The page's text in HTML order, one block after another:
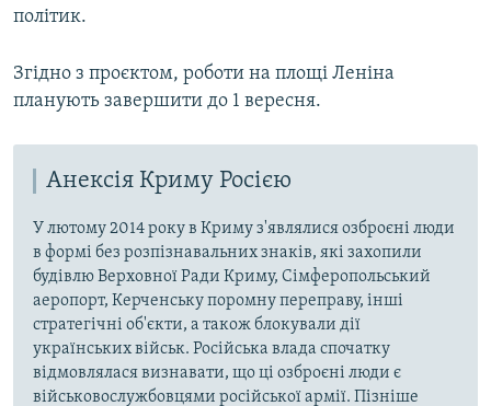
політик.
Згідно з проєктом, роботи на площі Леніна
планують завершити до 1 вересня.
Анексія Криму Росією
У лютому 2014 року в Криму з'являлися озброєні люди
в формі без розпізнавальних знаків, які захопили
будівлю Верховної Ради Криму, Сімферопольський
аеропорт, Керченську поромну переправу, інші
стратегічні об'єкти, а також блокували дії
українських військ. Російська влада спочатку
відмовлялася визнавати, що ці озброєні люди є
військовослужбовцями російської армії. Пізніше